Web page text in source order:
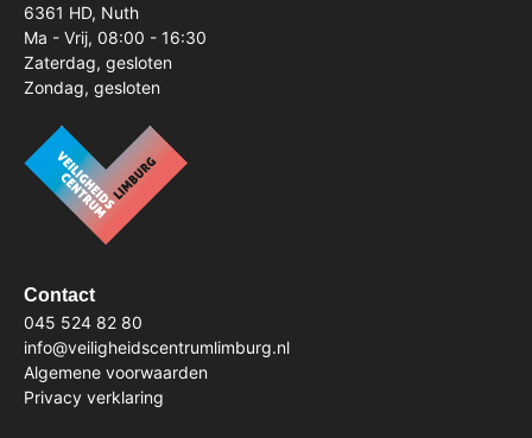
6361 HD, Nuth
Ma - Vrij, 08:00 - 16:30
Zaterdag, gesloten
Zondag, gesloten
Contact
045 524 82 80
info@veiligheidscentrumlimburg.nl
Algemene voorwaarden
Privacy verklaring